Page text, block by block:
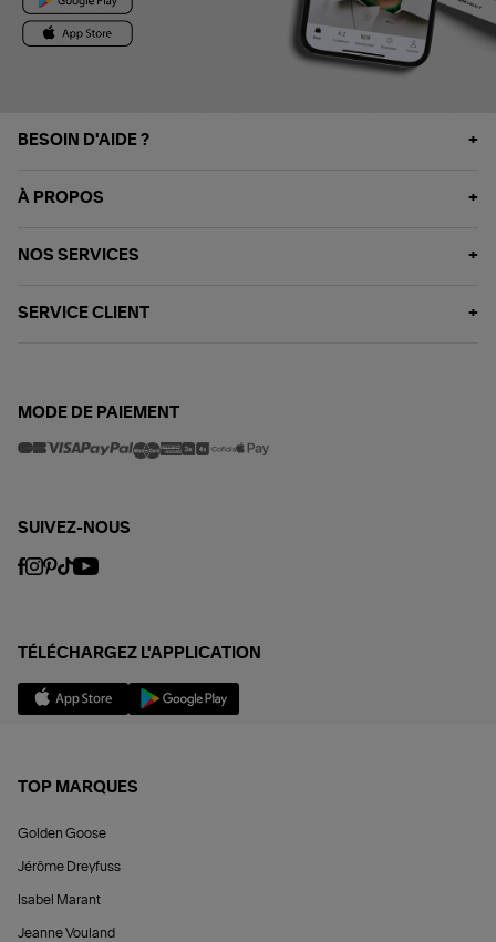
BESOIN D'AIDE ?
À PROPOS
NOS SERVICES
SERVICE CLIENT
MODE DE PAIEMENT
SUIVEZ-NOUS
TÉLÉCHARGEZ L'APPLICATION
TOP MARQUES
Golden Goose
Jérôme Dreyfuss
Isabel Marant
Jeanne Vouland